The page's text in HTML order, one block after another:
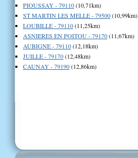
PIOUSSAY - 79110(10,71km)
ST MARTIN LES MELLE - 79500(10,99km)
LOUBILLE - 79110(11,25km)
ASNIERES EN POITOU - 79170(11,67km)
AUBIGNE - 79110(12,18km)
JUILLE - 79170(12,48km)
CAUNAY - 79190(12,86km)